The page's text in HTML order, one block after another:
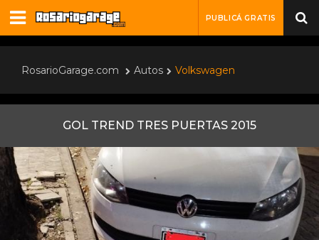
PUBLICÁ GRATIS
RosarioGarage.com Autos Volkswagen
GOL TREND TRES PUERTAS 2015